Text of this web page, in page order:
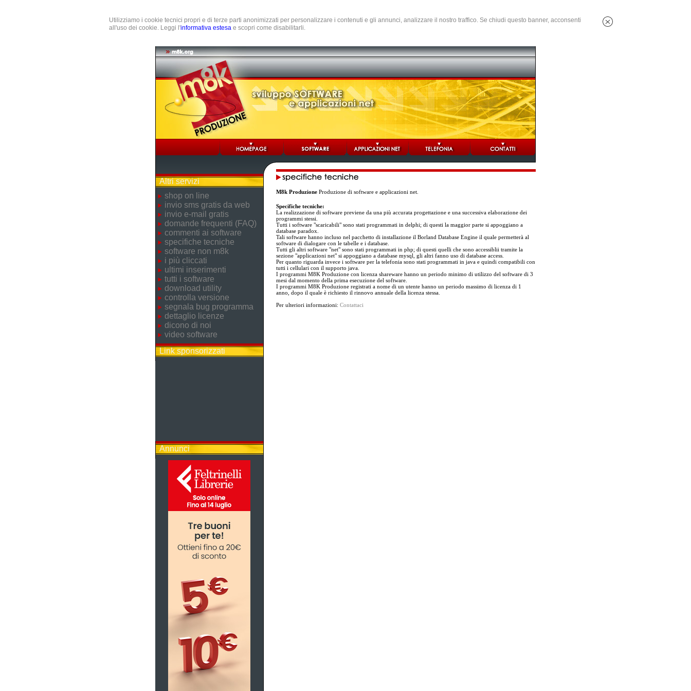
Utilizziamo i cookie tecnici propri e di terze parti anonimizzati per personalizzare i contenuti e gli annunci, analizzare il nostro traffico. Se chiudi questo banner, acconsenti
all'uso dei cookie. Leggi l'informativa estesa e scopri come disabilitarli.
Altri servizi
shop on line
invio sms gratis da web
invio e-mail gratis
domande frequenti (FAQ)
commenti ai software
specifiche tecniche
software non m8k
i più cliccati
ultimi inserimenti
tutti i software
download utility
controlla versione
segnala bug programma
dettaglio licenze
dicono di noi
video software
Link sponsorizzati
Annunci
M8k Produzione Produzione di software e applicazioni net.
Specifiche tecniche:
La realizzazione di software previene da una più accurata progettazione e una successiva elaborazione dei
programmi stessi.
Tutti i software "scaricabili" sono stati programmati in delphi; di questi la maggior parte si appoggiano a
database paradox.
Tali software hanno incluso nel pacchetto di installazione il Borland Database Engine il quale permetterà al
software di dialogare con le tabelle e i database.
Tutti gli altri software "net" sono stati programmati in php; di questi quelli che sono accessiblii tramite la
sezione "applicazioni net" si appoggiano a database mysql, gli altri fanno uso di database access.
Per quanto riguarda invece i software per la telefonia sono stati programmati in java e quindi compatibili con
tutti i cellulari con il supporto java.
I programmi M8K Produzione con licenza shareware hanno un periodo minimo di utilizzo del software di 3
mesi dal momento della prima esecuzione del software.
I programmi M8K Produzione registrati a nome di un utente hanno un periodo massimo di licenza di 1
anno, dopo il quale è richiesto il rinnovo annuale della licenza stessa.
Per ulteriori informazioni: Contattaci